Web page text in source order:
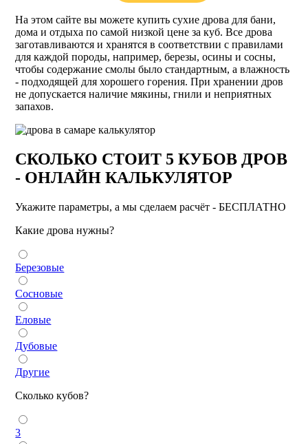
На этом сайте вы можете купить сухие дрова для бани,
дома и отдыха по самой низкой цене за куб. Все дрова
заготавливаются и хранятся в соответствии с правилами
для каждой породы, например, березы, осины и сосны,
чтобы содержание смолы было стандартным, а влажность
- подходящей для хорошего горения. При хранении дров
не допускается наличие мякины, гнили и неприятных
запахов.
СКОЛЬКО СТОИТ 5 КУБОВ ДРОВ
- ОНЛАЙН КАЛЬКУЛЯТОР
Укажите параметры, а мы сделаем расчёт - БЕСПЛАТНО
Какие дрова нужны?
Березовые
Сосновые
Еловые
Дубовые
Другие
Сколько кубов?
3